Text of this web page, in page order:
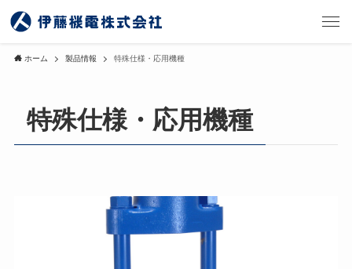
ホーム 製品情報 特殊仕様・応用機種
特殊仕様・応用機種